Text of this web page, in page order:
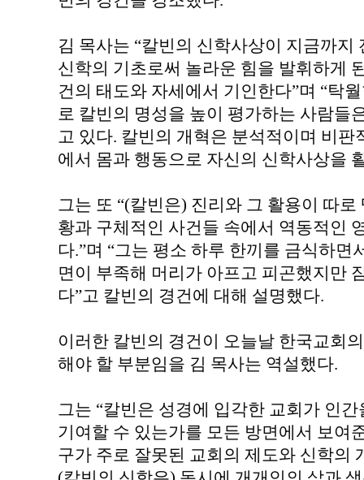
김 목사는 “칼빈의 신학사상이 지금까지
신학의 기초로써 놀라운 힘을 발휘하게
건의 태도와 자세에서 기인한다”며 “탁
로 칼빈의 명성을 높이 평가하는 사람들
고 있다. 칼빈의 개혁은 분석적이며 비
에서 몸과 행동으로 자신의 신학사상을
그는 또 “(칼빈은) 진리와 그 활용이 따
황과 구체적인 사건들 속에서 역동적인
다.”며 “그는 평소 하루 한끼를 금식하면
면이 부족해 머리가 아프고 피곤했지만
다”고 칼빈의 경건에 대해 설명했다.
이러한 칼빈의 경건이 오늘날 한국교회
해야 할 부분임을 김 목사는 역설했다.
그는 “칼빈은 성경에 입각한 교회가 인
기여할 수 있는가를 모든 방면에서 보여
구가 주로 잘못된 교회의 제도와 신학의